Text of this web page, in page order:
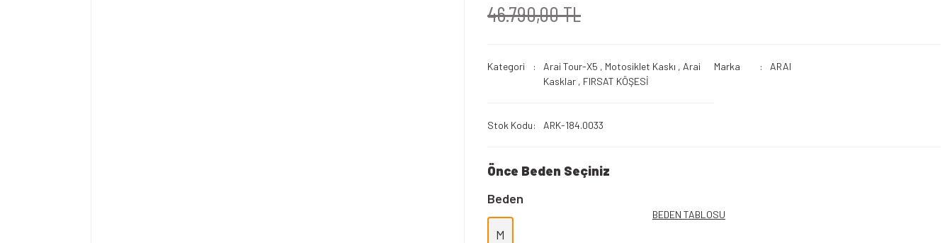
46.790,00 TL
Kategori Arai Tour-X5 , Motosiklet Kaskı , Arai
Kasklar , FIRSAT KÖŞESİ
Marka ARAI
Stok Kodu ARK-184.0033
Önce Beden Seçiniz
Beden
M
BEDEN TABLOSU